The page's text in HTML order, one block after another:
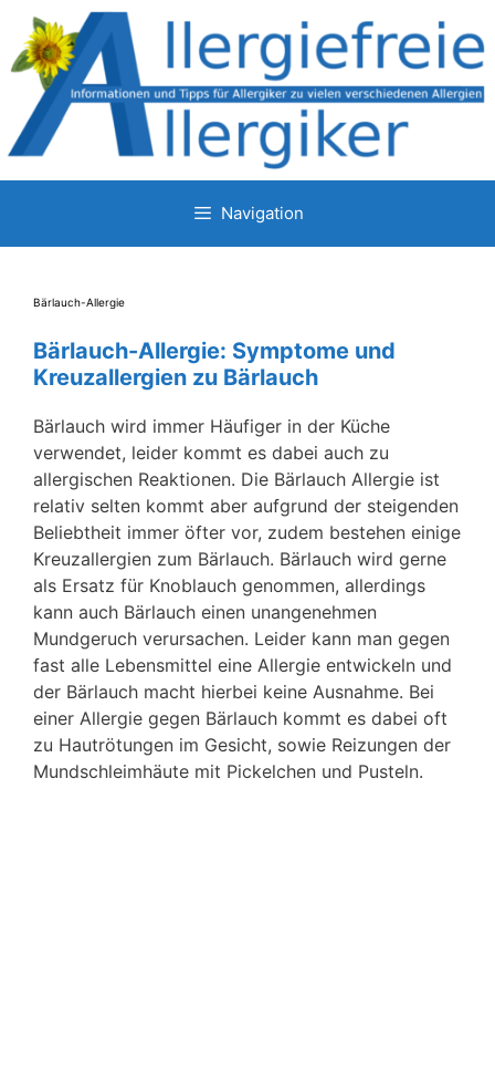
Zum
Inhalt
springen
Navigation
Bärlauch-Allergie
Bärlauch-Allergie: Symptome und
Kreuzallergien zu Bärlauch
Bärlauch wird immer Häufiger in der Küche
verwendet, leider kommt es dabei auch zu
allergischen Reaktionen. Die Bärlauch Allergie ist
relativ selten kommt aber aufgrund der steigenden
Beliebtheit immer öfter vor, zudem bestehen einige
Kreuzallergien zum Bärlauch. Bärlauch wird gerne
als Ersatz für Knoblauch genommen, allerdings
kann auch Bärlauch einen unangenehmen
Mundgeruch verursachen. Leider kann man gegen
fast alle Lebensmittel eine Allergie entwickeln und
der Bärlauch macht hierbei keine Ausnahme. Bei
einer Allergie gegen Bärlauch kommt es dabei oft
zu Hautrötungen im Gesicht, sowie Reizungen der
Mundschleimhäute mit Pickelchen und Pusteln.